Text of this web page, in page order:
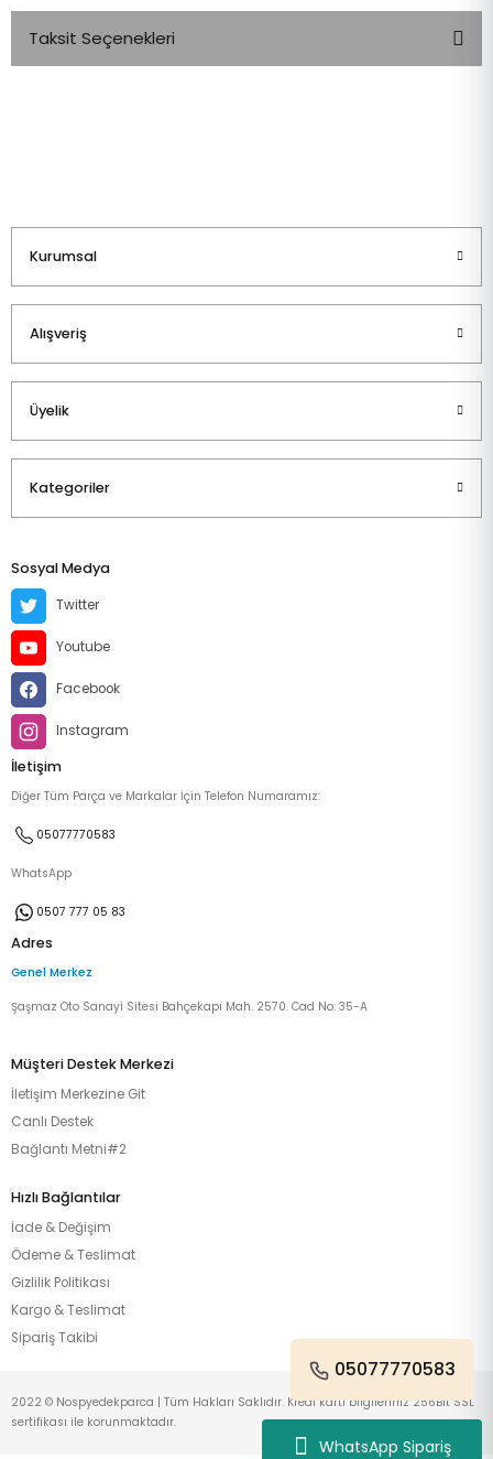
WhatsApp Sipariş
Taksit Seçenekleri
Kurumsal
Alışveriş
Üyelik
Kategoriler
Sosyal Medya
Twitter
Youtube
Facebook
Instagram
İletişim
Diğer Tüm Parça ve Markalar İçin Telefon Numaramız:
05077770583
WhatsApp
0507 777 05 83
Adres
Genel Merkez
Şaşmaz Oto Sanayi Sitesi Bahçekapı Mah. 2570. Cad No: 35-A
Müşteri Destek Merkezi
İletişim Merkezine Git
Canlı Destek
Bağlantı Metni#2
Hızlı Bağlantılar
İade & Değişim
Ödeme & Teslimat
Gizlilik Politikası
Kargo & Teslimat
Sipariş Takibi
05077770583
2022 © Nospyedekparca | Tüm Hakları Saklıdır. Kredi kartı bilgileriniz 256Bit SSL
sertifikası ile korunmaktadır.